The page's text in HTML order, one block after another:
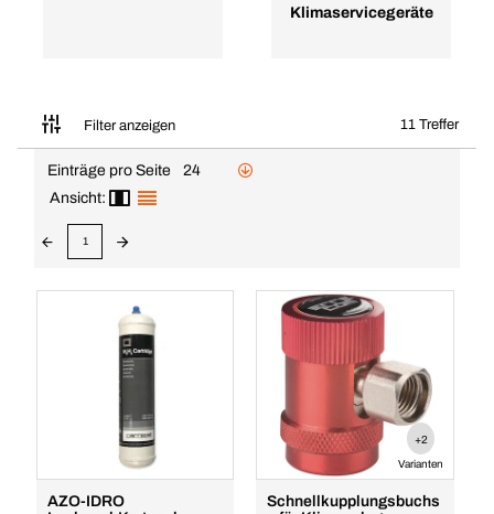
Klimaservicegeräte
Filter anzeigen 11 Treffer
Einträge pro Seite
24
Ansicht:
1
AZO-IDRO
+2
Varianten
Schnellkupplungsbuchs